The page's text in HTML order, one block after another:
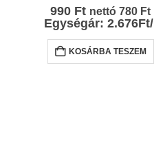
az 5-ből
990 Ft nettó780 Ft
Egységár: 2.676Ft/l
KOSÁRBA TESZEM